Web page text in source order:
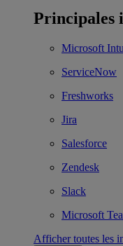
Principales
Microsoft
ServiceNow
Freshworks
Jira
Salesforce
Zendesk
Slack
Microsoft
Afficher toutes les